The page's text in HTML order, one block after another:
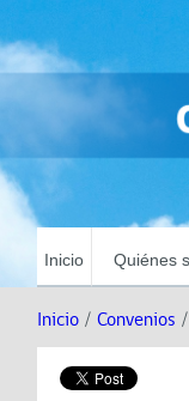
Inicio Quiénes
Inicio / Convenios /